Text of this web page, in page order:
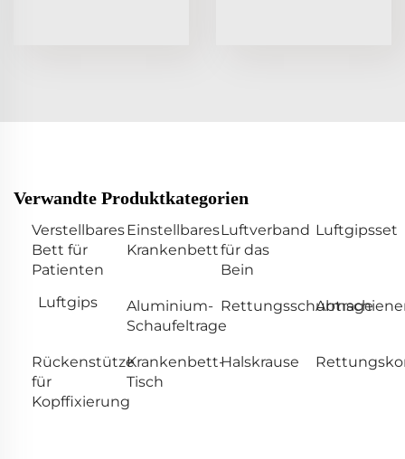
Verwandte Produktkategorien
Verstellbares
Bett für
Patienten
Einstellbares
Krankenbett
Luftverband
für das
Bein
Luftgipsset
Luftgips
Aluminium-
Schaufeltrage
Rettungsschubtrage
Rückenstütze
für
Kopffixierung
Krankenbett-
Tisch
Halskrause